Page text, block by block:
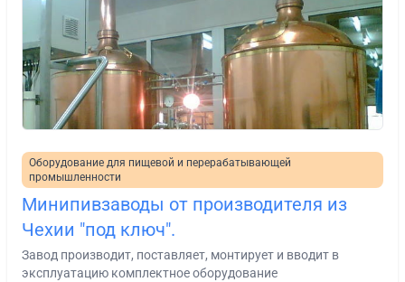
Оборудование для пищевой и перерабатывающей
промышленности
Минипивзаводы от производителя из
Чехии "под ключ".
Завод производит, поставляет, монтирует и вводит в
эксплуатацию комплектное оборудование